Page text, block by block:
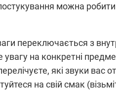
можна
переключається з
на конкретні
які звуки вас
на свій смак